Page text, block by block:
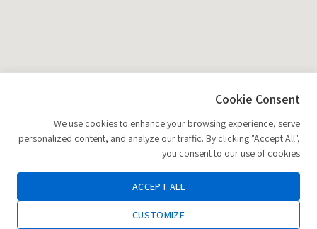
Cookie Consent
We use cookies to enhance your browsing experience, serve
personalized content, and analyze our traffic. By clicking "Accept All",
you consent to our use of cookies.
ACCEPT ALL
CUSTOMIZE